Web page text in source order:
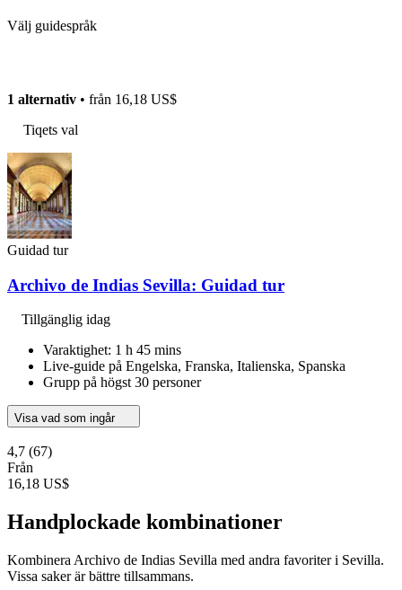
Välj guidespråk
1 alternativ • från 16,18 US$
Tiqets val
Guidad tur
Archivo de Indias Sevilla: Guidad tur
Tillgänglig idag
Varaktighet: 1 h 45 mins
Live-guide på Engelska, Franska, Italienska, Spanska
Grupp på högst 30 personer
Visa vad som ingår
4,7 (67)
Från
16,18 US$
Handplockade kombinationer
Kombinera Archivo de Indias Sevilla med andra favoriter i Sevilla.
Vissa saker är bättre tillsammans.